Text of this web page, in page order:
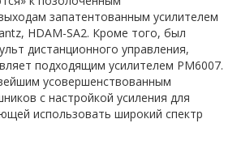
запатентованным усилителем
HDAM-SA2. Кроме того, был
дистанционного управления,
подходящим усилителем PM6007.
усовершенствованным
с настройкой усиления для
использовать широкий спектр